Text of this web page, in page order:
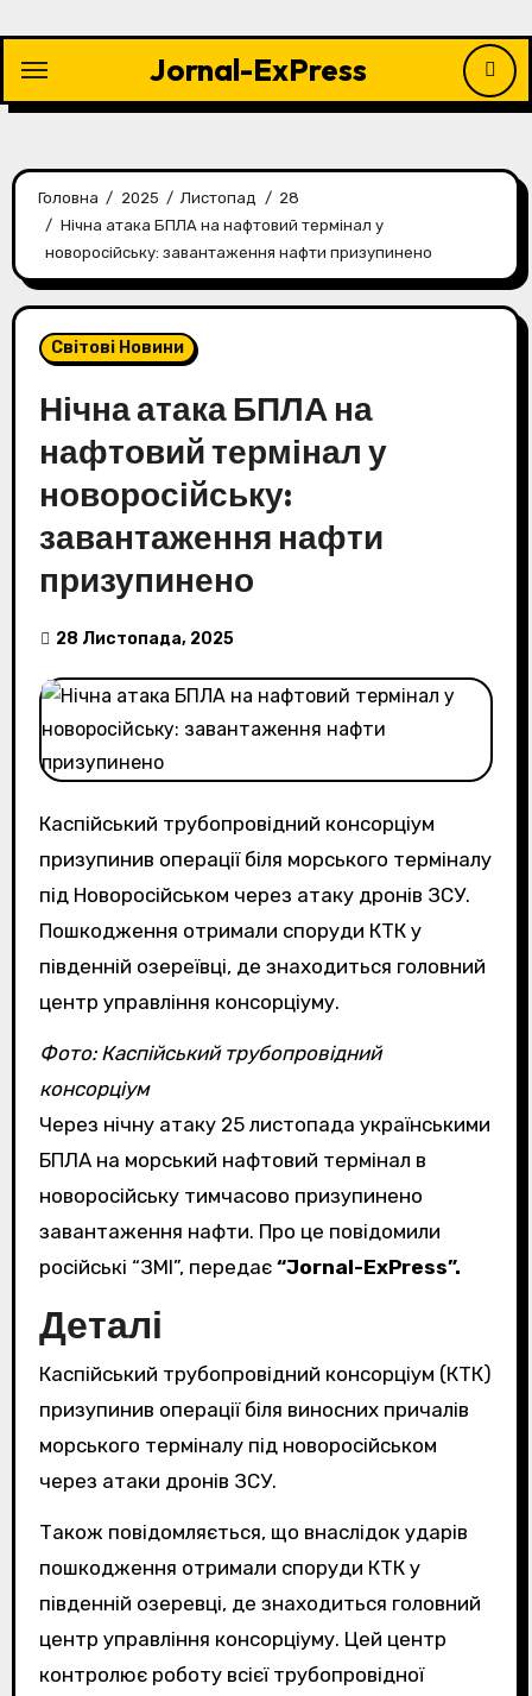
контенту
Jornal-ExPress
Головна 2025 Листопад
28
Нічна атака БПЛА на нафтовий термінал у
новоросійську: завантаження нафти призупинено
Світові Новини
Нічна атака БПЛА на
нафтовий термінал у
новоросійську:
завантаження нафти
призупинено
28 Листопада, 2025
Каспійський трубопровідний консорціум
призупинив операції біля морського терміналу
під Новоросійськом через атаку дронів ЗСУ.
Пошкодження отримали споруди КТК у
південній озереївці, де знаходиться головний
центр управління консорціуму.
Фото: Каспійський трубопровідний
консорціум
Через нічну атаку 25 листопада українськими
БПЛА на морський нафтовий термінал в
новоросійську тимчасово призупинено
завантаження нафти. Про це повідомили
російські “ЗМІ”, передає “Jornal-ExPress”.
Деталі
Каспійський трубопровідний консорціум (КТК)
призупинив операції біля виносних причалів
морського терміналу під новоросійськом
через атаки дронів ЗСУ.
Також повідомляється, що внаслідок ударів
пошкодження отримали споруди КТК у
південній озеревці, де знаходиться головний
центр управління консорціуму. Цей центр
контролює роботу всієї трубопровідної